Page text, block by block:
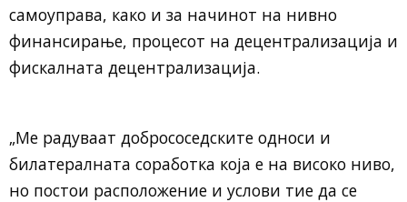
самоуправа, како и за начинот на нивно
финансирање, процесот на децентрализација и
фискалната децентрализација.
„Ме радуваат добрососедските односи и
билатералната соработка која е на високо ниво,
но постои расположение и услови тие да се